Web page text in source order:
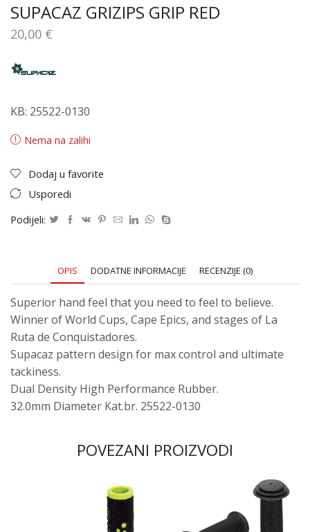
SUPACAZ GRIZIPS GRIP RED
20,00 €
KB: 25522-0130
Nema na zalihi
Dodaj u favorite
Usporedi
Podijeli:
OPIS DODATNE INFORMACIJE RECENZIJE (0)
Superior hand feel that you need to feel to believe.
Winner of World Cups, Cape Epics, and stages of La
Ruta de Conquistadores.
Supacaz pattern design for max control and ultimate
tackiness.
Dual Density High Performance Rubber.
32.0mm Diameter Kat.br. 25522-0130
POVEZANI PROIZVODI